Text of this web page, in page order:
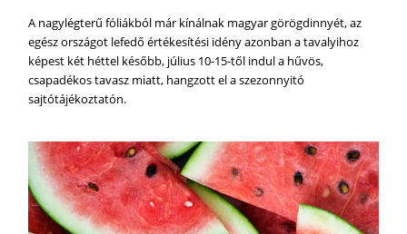
A nagylégterű fóliákból már kínálnak magyar görögdinnyét, az
egész országot lefedő értékesítési idény azonban a tavalyihoz
képest két héttel később, július 10-15-től indul a hűvös,
csapadékos tavasz miatt, hangzott el a szezonnyitó
sajtótájékoztatón.